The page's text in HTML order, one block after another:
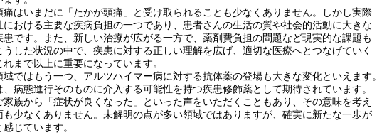
はいまだに「たかが頭痛」と受け取られることも少なくありません。しかし実際
における主要な疾病負担の一つであり、患者さんの生活の質や社会的活動に大きな
患です。また、新しい治療が広がる一方で、薬剤費負担の問題など現実的な課題も
した状況の中で、疾患に対する正しい理解を広げ、適切な医療へとつなげていく
まで以上に重要になっています。
ではもう一つ、アルツハイマー病に対する抗体薬の登場も大きな変化といえます。
、病態進行そのものに介入する可能性を持つ疾患修飾薬として期待されています。
族から「症状が良くなった」といった声をいただくこともあり、その意味を考え
も少なくありません。未解明の点が多い領域ではありますが、確実に新たな一歩が
じています。